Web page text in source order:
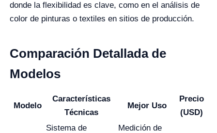
donde la flexibilidad es clave, como en el análisis de
color de pinturas o textiles en sitios de producción.
Comparación Detallada de
Modelos
Modelo
Características
Técnicas
Mejor Uso
Precio
(USD)
Sistema de
Medición de